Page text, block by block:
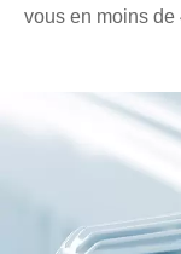
vous en moins de